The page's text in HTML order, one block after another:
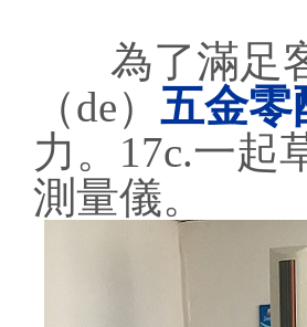
為了滿足客
（de） 五金零
力。17c.一起
測量儀。